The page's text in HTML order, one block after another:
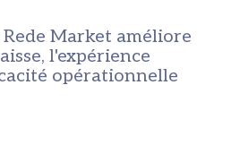
Rede Market améliore
l'expérience
opérationnelle